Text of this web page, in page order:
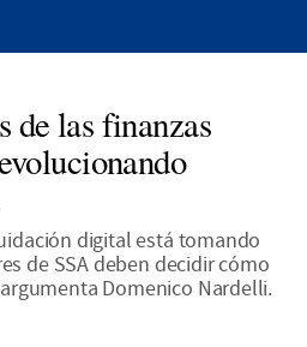
de las finanzas
digital está tomando
de SSA deben decidir cómo
Domenico Nardelli.